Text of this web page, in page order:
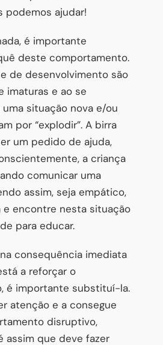
podemos ajudar!
é importante
deste comportamento.
de desenvolvimento são
imaturas e ao se
situação nova e/ou
por “explodir”. A birra
um pedido de ajuda,
a criança
comunicar uma
assim, seja empático,
encontre nesta situação
para educar.
consequência imediata
a reforçar o
é importante substituí-la.
atenção e a consegue
disruptivo,
assim que deve fazer